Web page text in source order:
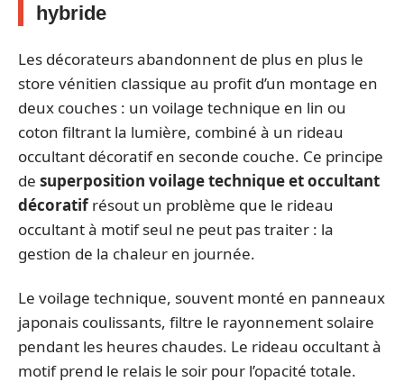
hybride
Les décorateurs abandonnent de plus en plus le
store vénitien classique au profit d’un montage en
deux couches : un voilage technique en lin ou
coton filtrant la lumière, combiné à un rideau
occultant décoratif en seconde couche. Ce principe
de superposition voilage technique et occultant
décoratifrésout un problème que le rideau
occultant à motif seul ne peut pas traiter : la
gestion de la chaleur en journée.
Le voilage technique, souvent monté en panneaux
japonais coulissants, filtre le rayonnement solaire
pendant les heures chaudes. Le rideau occultant à
motif prend le relais le soir pour l’opacité totale.